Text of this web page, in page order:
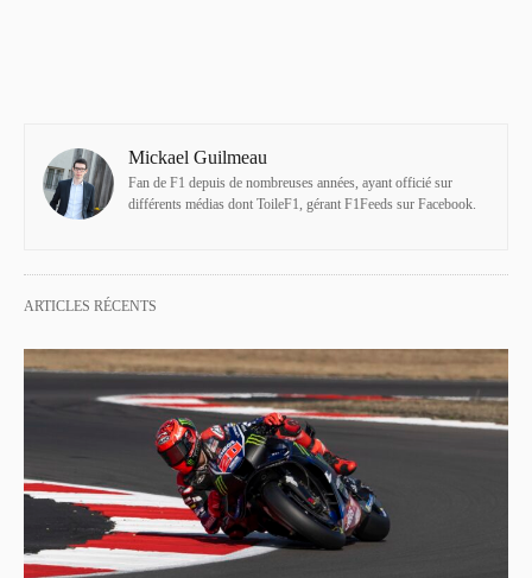
Mickael Guilmeau
Fan de F1 depuis de nombreuses années, ayant officié sur
différents médias dont ToileF1, gérant F1Feeds sur Facebook.
ARTICLES RÉCENTS